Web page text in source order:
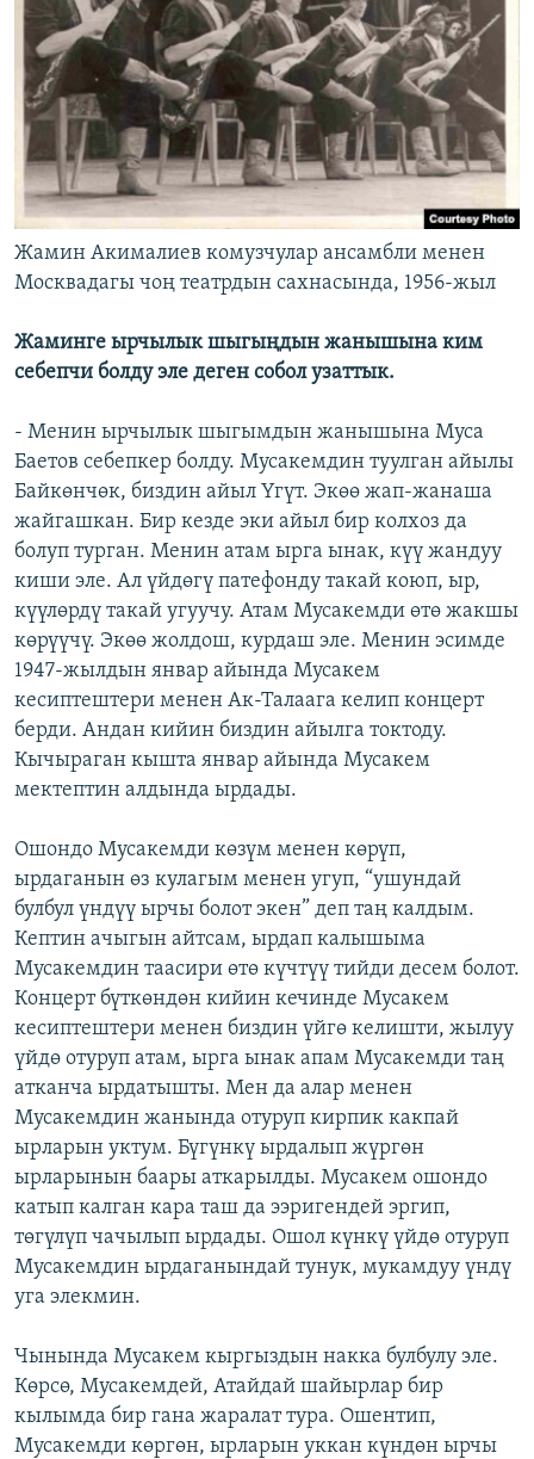
Жамин Акималиев комузчулар ансамбли менен
Москвадагы чоң театрдын сахнасында, 1956-жыл
Жаминге ырчылык шыгыңдын жанышына ким
себепчи болду эле деген собол узаттык.
- Менин ырчылык шыгымдын жанышына Муса
Баетов себепкер болду. Мусакемдин туулган айылы
Байкөнчөк, биздин айыл Үгүт. Экөө жап-жанаша
жайгашкан. Бир кезде эки айыл бир колхоз да
болуп турган. Менин атам ырга ынак, күү жандуу
киши эле. Ал үйдөгү патефонду такай коюп, ыр,
күүлөрдү такай угуучу. Атам Мусакемди өтө жакшы
көрүүчү. Экөө жолдош, курдаш эле. Менин эсимде
1947-жылдын январ айында Мусакем
кесиптештери менен Ак-Талаага келип концерт
берди. Андан кийин биздин айылга токтоду.
Кычыраган кышта январ айында Мусакем
мектептин алдында ырдады.
Ошондо Мусакемди көзүм менен көрүп,
ырдаганын өз кулагым менен угуп, “ушундай
булбул үндүү ырчы болот экен” деп таң калдым.
Кептин ачыгын айтсам, ырдап калышыма
Мусакемдин таасири өтө күчтүү тийди десем болот.
Концерт бүткөндөн кийин кечинде Мусакем
кесиптештери менен биздин үйгө келишти, жылуу
үйдө отуруп атам, ырга ынак апам Мусакемди таң
атканча ырдатышты. Мен да алар менен
Мусакемдин жанында отуруп кирпик какпай
ырларын уктум. Бүгүнкү ырдалып жүргөн
ырларынын баары аткарылды. Мусакем ошондо
катып калган кара таш да ээригендей эргип,
төгүлүп чачылып ырдады. Ошол күнкү үйдө отуруп
Мусакемдин ырдаганындай тунук, мукамдуу үндү
уга элекмин.
Чынында Мусакем кыргыздын накка булбулу эле.
Көрсө, Мусакемдей, Атайдай шайырлар бир
кылымда бир гана жаралат тура. Ошентип,
Мусакемди көргөн, ырларын уккан күндөн ырчы